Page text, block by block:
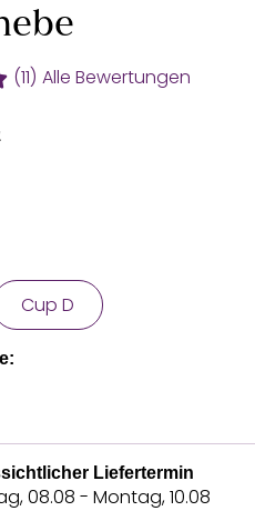
(11) Alle Bewertungen
Cup D
Liefertermin
08.08 - Montag, 10.08